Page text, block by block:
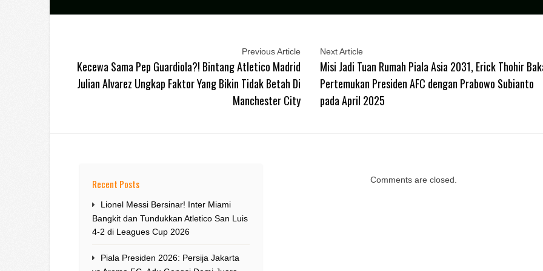
Previous Article
Kecewa Sama Pep Guardiola?! Bintang Atletico Madrid
Julian Alvarez Ungkap Faktor Yang Bikin Tidak Betah Di
Manchester City
Next Article
Misi Jadi Tuan Rumah Piala Asia 2031, Erick Thohir
Pertemukan Presiden AFC dengan Prabowo Subianto
pada April 2025
Recent Posts
Lionel Messi Bersinar! Inter Miami
Bangkit dan Tundukkan Atletico San Luis
4-2 di Leagues Cup 2026
Piala Presiden 2026: Persija Jakarta
Comments are closed.